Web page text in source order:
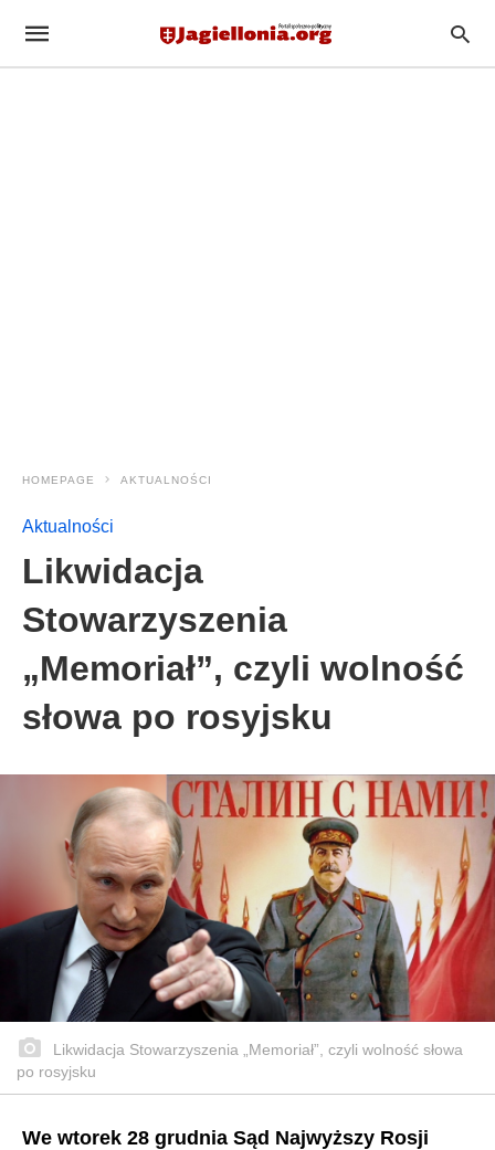
HOMEPAGE AKTUALNOŚCI
Aktualności
Likwidacja
Stowarzyszenia
„Memoriał”, czyli wolność
słowa po rosyjsku
Likwidacja Stowarzyszenia „Memoriał”, czyli wolność słowa
po rosyjsku
We wtorek 28 grudnia Sąd Najwyższy Rosji